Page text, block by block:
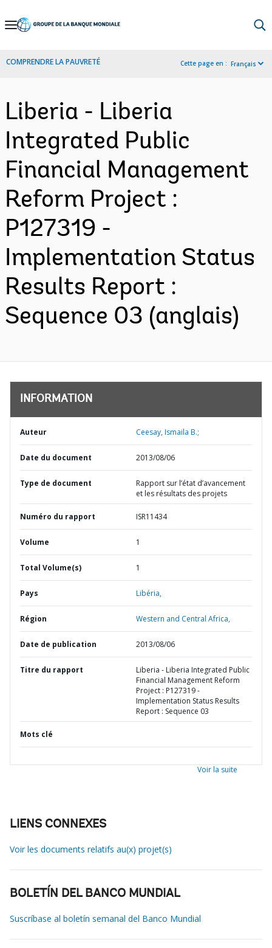
Skip
Navigation
COMPRENDRE LA PAUVRETÉ Cette page en : Français
Liberia - Liberia
Integrated Public
Financial Management
Reform Project :
P127319 -
Implementation Status
Results Report :
Sequence 03 (anglais)
INFORMATION
Auteur Ceesay, Ismaila B.;
Date du document 2013/08/06
Type de document
Rapport sur l’état d’avancement
et les résultats des projets
Numéro du rapport ISR11434
Volume 1
Total Volume(s) 1
Pays Libéria,
Région Western and Central Africa,
Date de publication 2013/08/06
Titre du rapport
Liberia - Liberia Integrated Public
Financial Management Reform
Project : P127319 -
Implementation Status Results
Report : Sequence 03
Mots clé
Voir la suite
LIENS CONNEXES
Voir les documents relatifs au(x) projet(s)
BOLETÍN DEL BANCO MUNDIAL
Suscríbase al boletín semanal del Banco Mundial